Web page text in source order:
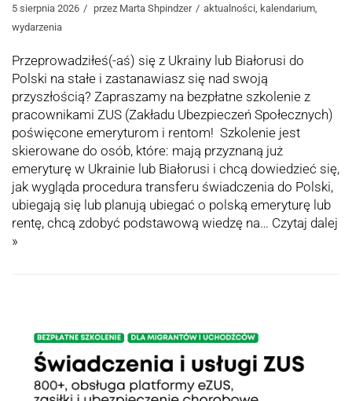
5 sierpnia 2026 przez Marta Shpindzer aktualności, kalendarium,
wydarzenia
Przeprowadziłeś(-aś) się z Ukrainy lub Białorusi do
Polski na stałe i zastanawiasz się nad swoją
przyszłością? Zapraszamy na bezpłatne szkolenie z
pracownikami ZUS (Zakładu Ubezpieczeń Społecznych)
poświęcone emeryturom i rentom! Szkolenie jest
skierowane do osób, które: mają przyznaną już
emeryturę w Ukrainie lub Białorusi i chcą dowiedzieć się,
jak wygląda procedura transferu świadczenia do Polski,
ubiegają się lub planują ubiegać o polską emeryturę lub
rentę, chcą zdobyć podstawową wiedzę na… Czytaj dalej
»